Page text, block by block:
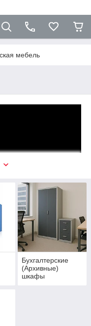
мебель
Бухгалтерские
(Архивные)
шкафы